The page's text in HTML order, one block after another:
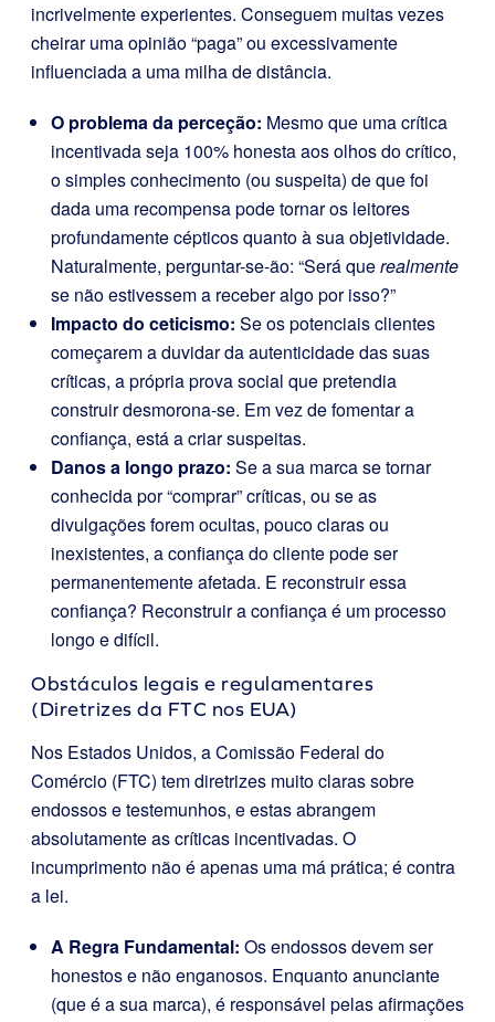
incrivelmente experientes. Conseguem muitas vezes
cheirar uma opinião “paga” ou excessivamente
influenciada a uma milha de distância.
O problema da perceção: Mesmo que uma crítica
incentivada seja 100% honesta aos olhos do crítico,
o simples conhecimento (ou suspeita) de que foi
dada uma recompensa pode tornar os leitores
profundamente cépticos quanto à sua objetividade.
Naturalmente, perguntar-se-ão: “Será querealmente
se não estivessem a receber algo por isso?”
Impacto do ceticismo: Se os potenciais clientes
começarem a duvidar da autenticidade das suas
críticas, a própria prova social que pretendia
construir desmorona-se. Em vez de fomentar a
confiança, está a criar suspeitas.
Danos a longo prazo: Se a sua marca se tornar
conhecida por “comprar” críticas, ou se as
divulgações forem ocultas, pouco claras ou
inexistentes, a confiança do cliente pode ser
permanentemente afetada. E reconstruir essa
confiança? Reconstruir a confiança é um processo
longo e difícil.
Obstáculos legais e regulamentares
(Diretrizes da FTC nos EUA)
Nos Estados Unidos, a Comissão Federal do
Comércio (FTC) tem diretrizes muito claras sobre
endossos e testemunhos, e estas abrangem
absolutamente as críticas incentivadas. O
incumprimento não é apenas uma má prática; é contra
a lei.
A Regra Fundamental: Os endossos devem ser
honestos e não enganosos. Enquanto anunciante
(que é a sua marca), é responsável pelas afirmações